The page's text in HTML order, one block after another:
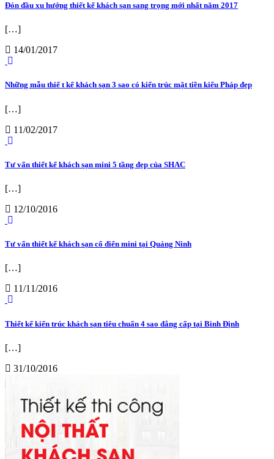
Đón đầu xu hướng thiết kế khách sạn sang trọng mới nhất năm 2017
[…]
14/01/2017
Những mẫu thiế t kế khách sạn 3 sao có kiến trúc mặt tiền kiểu Pháp đẹp
[…]
11/02/2017
Tư vấn thiết kế khách sạn mini 5 tầng đẹp của SHAC
[…]
12/10/2016
Tư vấn thiết kế khách sạn cổ điển mini tại Quảng Ninh
[…]
11/11/2016
Thiết kế kiến trúc khách sạn tiêu chuẩn 4 sao đẳng cấp tại Bình Định
[…]
31/10/2016